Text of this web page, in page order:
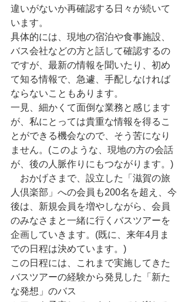
違いがないか再確認する日々が続いて
います。
具体的には、現地の宿泊や食事施設、
バス会社などの方と話して確認するの
ですが、最新の情報を聞いたり、初め
て知る情報で、急遽、手配しなければ
ならないこともあります。
一見、細かくて面倒な業務と感じます
が、私にとっては貴重な情報を得るこ
とができる機会なので、そう苦になり
ません。(このような、現地の方の会話
が、後の人脈作りにもつながります。)
おかげさまで、設立した「滋賀の旅
人倶楽部」への会員も200名を超え、今
後は、新規会員を増やしながら、会員
のみなさまと一緒に行くバスツアーを
企画していきます。(既に、来年4月ま
での日程は決めています。)
この日程には、これまで実施してきた
バスツアーの経験から発見した「新た
な発想」のバス